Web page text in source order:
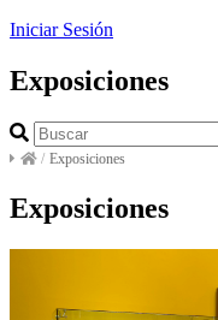
Iniciar Sesión
Exposiciones
/ Exposiciones
Exposiciones